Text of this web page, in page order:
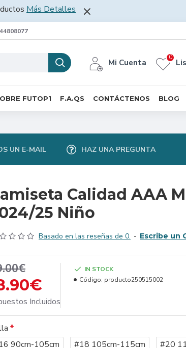
Más Detalles
Mi Cuenta
0
FUTOP1 F.A.QS CONTÁCTENOS BLOG
UN E-MAIL HAZ UNA PREGUNTA
Calidad AAA
25 Niño
Basado en las reseñas de 0. - Escribe un
Incluidos
IN STOCK
Código: producto250515002
90cm-105cm
#18 105cm-115cm
#20